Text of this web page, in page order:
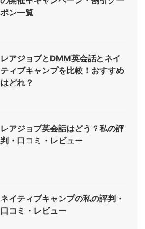
ポン一覧
レアジョブとDMM英会話とネイ
ティブキャンプを比較！おすすめ
はどれ？
レアジョブ英会話はどう？私の評
判・口コミ・レビュー
ネイティブキャンプの私の評判・
口コミ・レビュー